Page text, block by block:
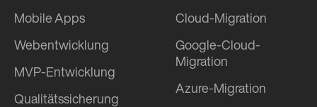
Mobile Apps
Webentwicklung
MVP-Entwicklung
Qualitätssicherung
Cloud-Migration
Google-Cloud-
Migration
Azure-Migration